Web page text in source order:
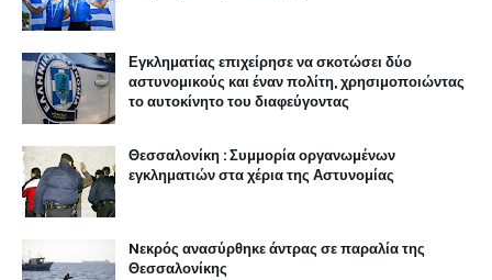
Εγκληματίας επιχείρησε να σκοτώσει δύο
αστυνομικούς και έναν πολίτη, χρησιμοποιώντας
το αυτοκίνητο του διαφεύγοντας
Θεσσαλονίκη : Συμμορία οργανωμένων
εγκληματιών στα χέρια της Αστυνομίας
Nεκρός ανασύρθηκε άντρας σε παραλία της
Θεσσαλονίκης